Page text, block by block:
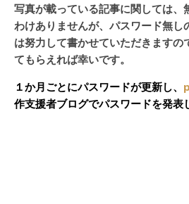
写真が載っている記事に関しては、
わけありませんが、パスワード無し
は努力して書かせていただきますの
てもらえれば幸いです。
１か月ごとにパスワードが更新し、
作支援者ブログでパスワードを発表